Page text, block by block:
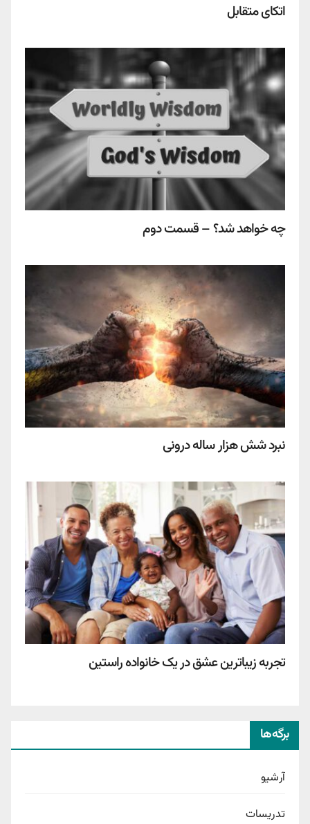
اتکای متقابل
چه خواهد شد؟ – قسمت دوم
نبرد شش هزار ساله درونی
تجربه زیباترین عشق در یک خانواده راستین
برگه‌ها
آرشیو
تدریسات